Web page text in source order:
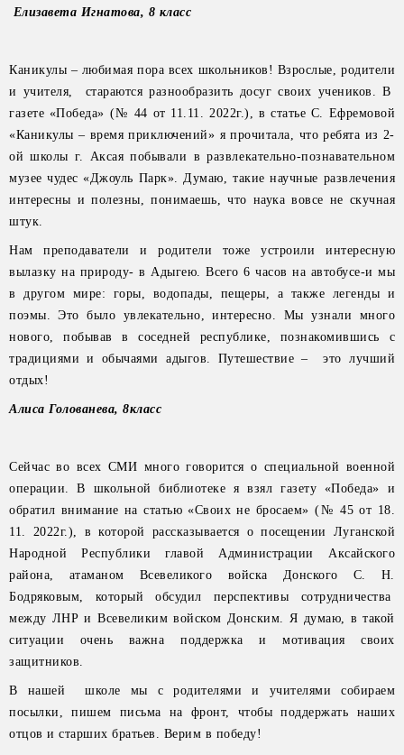
Елизавета Игнатова, 8 класс
Каникулы – любимая пора всех школьников! Взрослые, родители
и учителя, стараются разнообразить досуг своих учеников. В
газете «Победа» (№ 44 от 11.11. 2022г.), в статье С. Ефремовой
«Каникулы – время приключений» я прочитала, что ребята из 2-
ой школы г. Аксая побывали в развлекательно-познавательном
музее чудес «Джоуль Парк». Думаю, такие научные развлечения
интересны и полезны, понимаешь, что наука вовсе не скучная
штук.
Нам преподаватели и родители тоже устроили интересную
вылазку на природу- в Адыгею. Всего 6 часов на автобусе-и мы
в другом мире: горы, водопады, пещеры, а также легенды и
поэмы. Это было увлекательно, интересно. Мы узнали много
нового, побывав в соседней республике, познакомившись с
традициями и обычаями адыгов. Путешествие – это лучший
отдых!
Алиса Голованева, 8класс
Сейчас во всех СМИ много говорится о специальной военной
операции. В школьной библиотеке я взял газету «Победа» и
обратил внимание на статью «Своих не бросаем» (№ 45 от 18.
11. 2022г.), в которой рассказывается о посещении Луганской
Народной Республики главой Администрации Аксайского
района, атаманом Всевеликого войска Донского С. Н.
Бодряковым, который обсудил перспективы сотрудничества
между ЛНР и Всевеликим войском Донским. Я думаю, в такой
ситуации очень важна поддержка и мотивация своих
защитников.
В нашей школе мы с родителями и учителями собираем
посылки, пишем письма на фронт, чтобы поддержать наших
отцов и старших братьев. Верим в победу!